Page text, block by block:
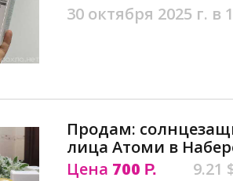
30 октября 2025 г. в
Продам:
лица Атоми в
Цена 700 Р.
9.21